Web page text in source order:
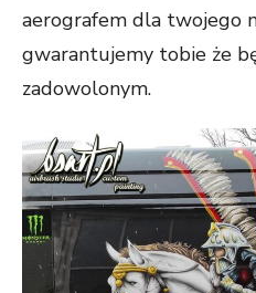
aerografem dla twojego
gwarantujemy tobie że
zadowolonym.